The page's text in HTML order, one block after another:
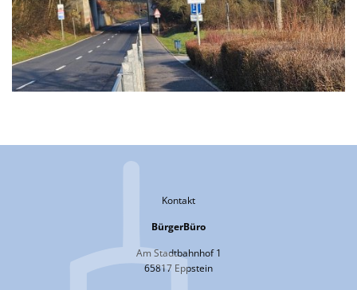
Kontakt
BürgerBüro
Am Stadtbahnhof 1
65817 Eppstein